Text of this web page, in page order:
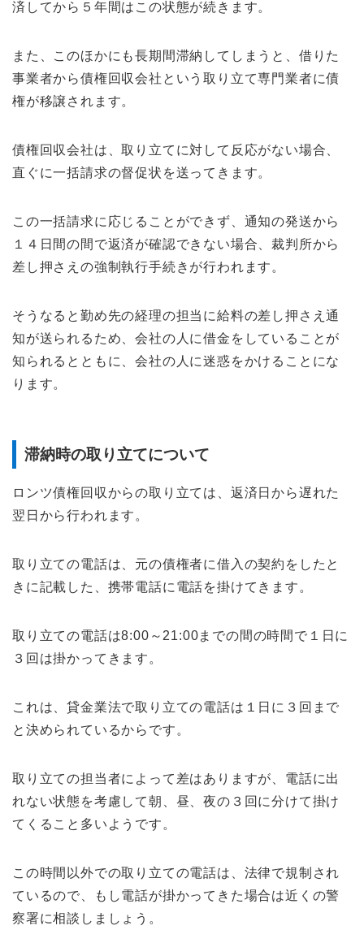
済してから５年間はこの状態が続きます。
また、このほかにも長期間滞納してしまうと、借りた
事業者から債権回収会社という取り立て専門業者に債
権が移譲されます。
債権回収会社は、取り立てに対して反応がない場合、
直ぐに一括請求の督促状を送ってきます。
この一括請求に応じることができず、通知の発送から
１４日間の間で返済が確認できない場合、裁判所から
差し押さえの強制執行手続きが行われます。
そうなると勤め先の経理の担当に給料の差し押さえ通
知が送られるため、会社の人に借金をしていることが
知られるとともに、会社の人に迷惑をかけることにな
ります。
滞納時の取り立てについて
ロンツ債権回収からの取り立ては、返済日から遅れた
翌日から行われます。
取り立ての電話は、元の債権者に借入の契約をしたと
きに記載した、携帯電話に電話を掛けてきます。
取り立ての電話は8:00～21:00までの間の時間で１日に
３回は掛かってきます。
これは、貸金業法で取り立ての電話は１日に３回まで
と決められているからです。
取り立ての担当者によって差はありますが、電話に出
れない状態を考慮して朝、昼、夜の３回に分けて掛け
てくること多いようです。
この時間以外での取り立ての電話は、法律で規制され
ているので、もし電話が掛かってきた場合は近くの警
察署に相談しましょう。